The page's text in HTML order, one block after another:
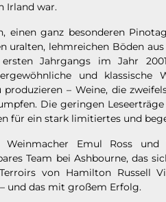
Irland war.
einen ganz besonderen
uralten, lehmreichen Böden
ersten Jahrgangs im Jahr
und klassische
– Weine, die
Die geringen
für ein stark limitiertes und
Emul Ross und
Team bei Ashbourne, das
von Hamilton Russell
und das mit großem Erfolg.